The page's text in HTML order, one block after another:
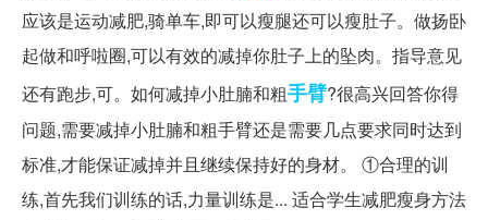
应该是运动减肥,骑单车,即可以瘦腿还可以瘦肚子。做扬卧
起做和呼啦圈,可以有效的减掉你肚子上的坠肉。指导意见
还有跑步,可。如何减掉小肚腩和粗手臂?很高兴回答你得
问题,需要减掉小肚腩和粗手臂还是需要几点要求同时达到
标准,才能保证减掉并且继续保持好的身材。 ①合理的训
练,首先我们训练的话,力量训练是... 适合学生减肥瘦身方法